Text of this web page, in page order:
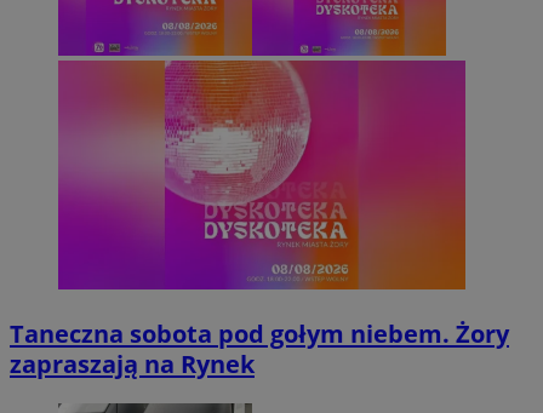
Taneczna sobota pod gołym niebem. Żory
zapraszają na Rynek